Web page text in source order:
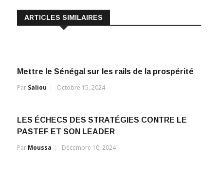
ARTICLES SIMILAIRES
Mettre le Sénégal sur les rails de la prospérité
Par Saliou Octobre 15, 2024
LES ÉCHECS DES STRATÉGIES CONTRE LE
PASTEF ET SON LEADER
Par Moussa Décembre 10, 2024